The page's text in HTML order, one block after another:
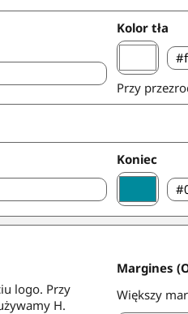
Kolor tła
Przy
Koniec
logo. Przy
H.
Margines
Większy